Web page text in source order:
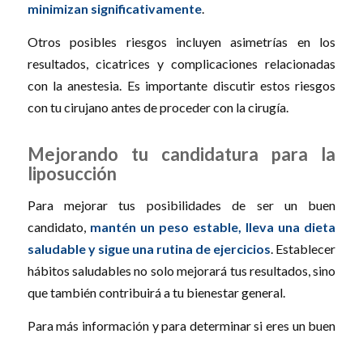
minimizan significativamente.
Otros posibles riesgos incluyen asimetrías en los
resultados, cicatrices y complicaciones relacionadas
con la anestesia. Es importante discutir estos riesgos
con tu cirujano antes de proceder con la cirugía.
Mejorando tu candidatura para la
liposucción
Para mejorar tus posibilidades de ser un buen
candidato, mantén un peso estable, lleva una dieta
saludable y sigue una rutina de ejercicios. Establecer
hábitos saludables no solo mejorará tus resultados, sino
que también contribuirá a tu bienestar general.
Para más información y para determinar si eres un buen